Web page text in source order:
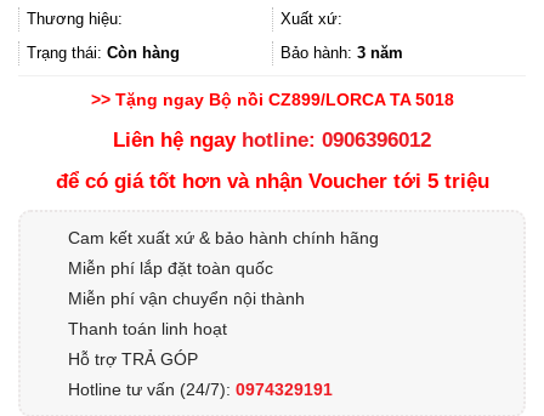
29.570.000₫.
Thương hiệu:
Xuất xứ:
Trạng thái: Còn hàng Bảo hành: 3 năm
>> Tặng ngay Bộ nồi CZ899/LORCA TA 5018
Liên hệ ngay hotline: 0906396012
để có giá tốt hơn và nhận Voucher tới 5 triệu
Cam kết xuất xứ & bảo hành chính hãng
Miễn phí lắp đặt toàn quốc
Miễn phí vận chuyển nội thành
Thanh toán linh hoạt
Hỗ trợ TRẢ GÓP
Hotline tư vấn (24/7): 0974329191